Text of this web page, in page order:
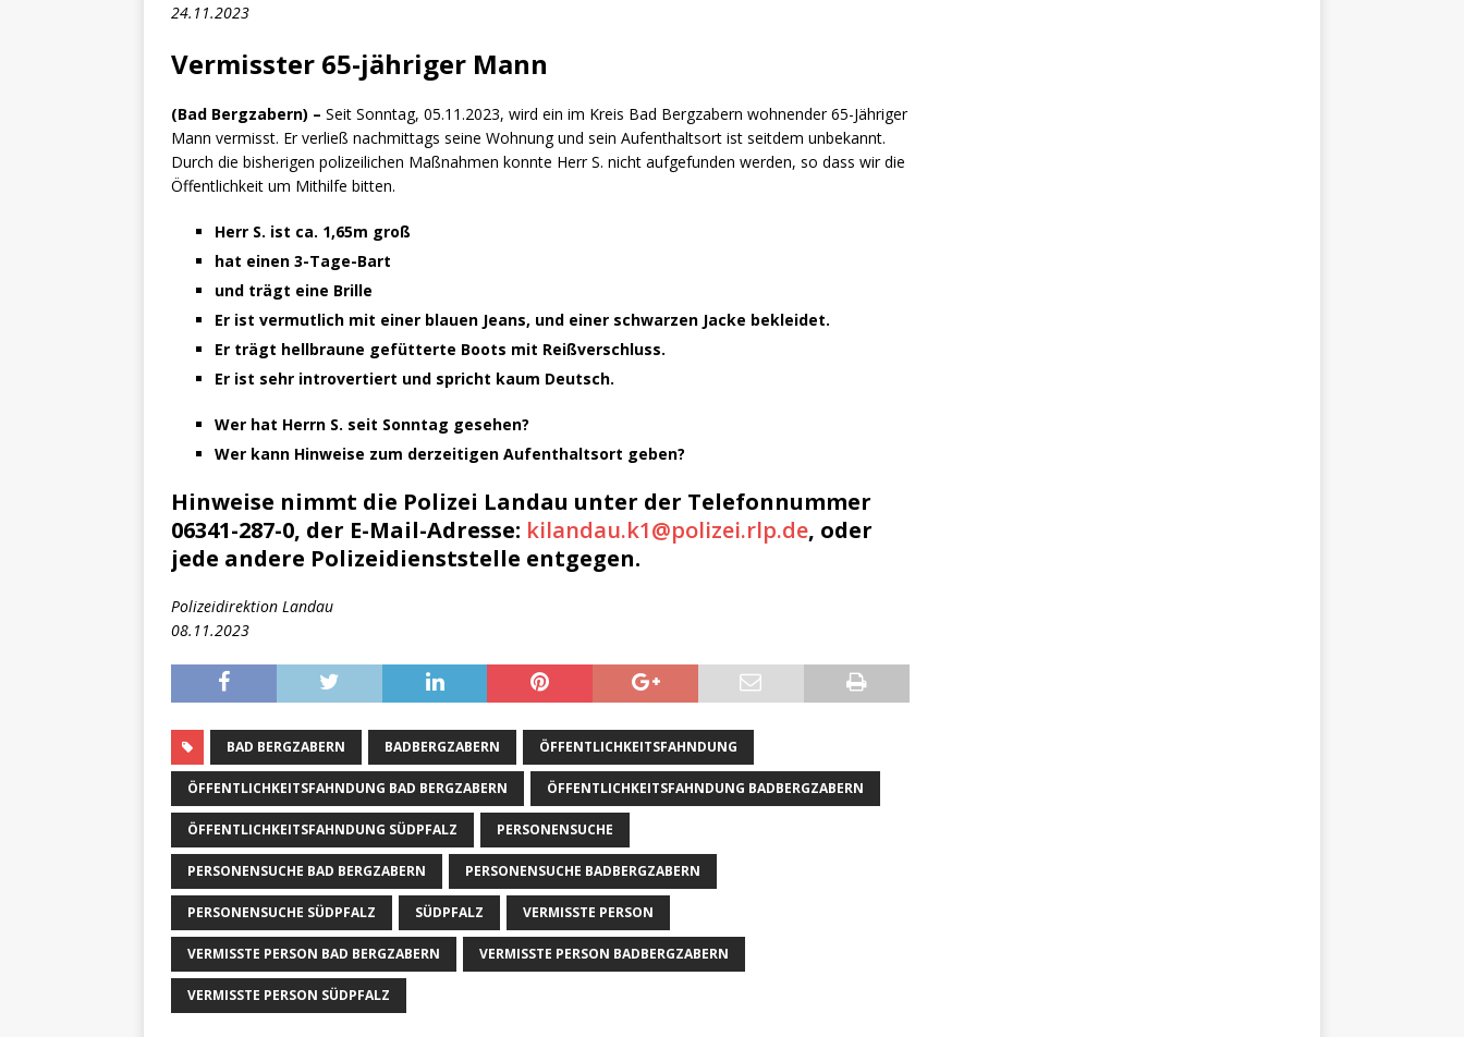
24.11.2023
Vermisster 65-jähriger Mann
(Bad Bergzabern) – Seit Sonntag, 05.11.2023, wird ein im Kreis Bad Bergzabern wohnender 65-Jähriger
Mann vermisst. Er verließ nachmittags seine Wohnung und sein Aufenthaltsort ist seitdem unbekannt.
Durch die bisherigen polizeilichen Maßnahmen konnte Herr S. nicht aufgefunden werden, so dass wir die
Öffentlichkeit um Mithilfe bitten.
Herr S. ist ca. 1,65m groß
hat einen 3-Tage-Bart
und trägt eine Brille
Er ist vermutlich mit einer blauen Jeans, und einer schwarzen Jacke bekleidet.
Er trägt hellbraune gefütterte Boots mit Reißverschluss.
Er ist sehr introvertiert und spricht kaum Deutsch.
Wer hat Herrn S. seit Sonntag gesehen?
Wer kann Hinweise zum derzeitigen Aufenthaltsort geben?
Hinweise nimmt die Polizei Landau unter der Telefonnummer
06341-287-0, der E-Mail-Adresse: kilandau.k1@polizei.rlp.de, oder
jede andere Polizeidienststelle entgegen.
Polizeidirektion Landau
08.11.2023
BAD BERGZABERN BADBERGZABERN ÖFFENTLICHKEITSFAHNDUNG
ÖFFENTLICHKEITSFAHNDUNG BAD BERGZABERN ÖFFENTLICHKEITSFAHNDUNG BADBERGZABERN
ÖFFENTLICHKEITSFAHNDUNG SÜDPFALZ PERSONENSUCHE
PERSONENSUCHE BAD BERGZABERN PERSONENSUCHE BADBERGZABERN
PERSONENSUCHE SÜDPFALZ SÜDPFALZ VERMISSTE PERSON
VERMISSTE PERSON BAD BERGZABERN VERMISSTE PERSON BADBERGZABERN
VERMISSTE PERSON SÜDPFALZ